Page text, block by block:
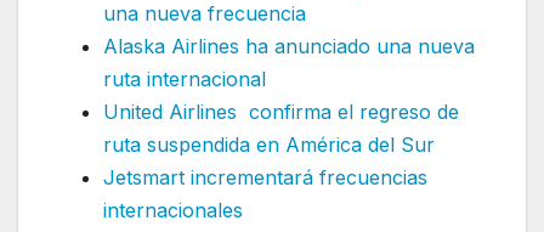
una nueva frecuencia
Alaska Airlines ha anunciado una nueva
ruta internacional
United Airlines confirma el regreso de
ruta suspendida en América del Sur
Jetsmart incrementará frecuencias
internacionales